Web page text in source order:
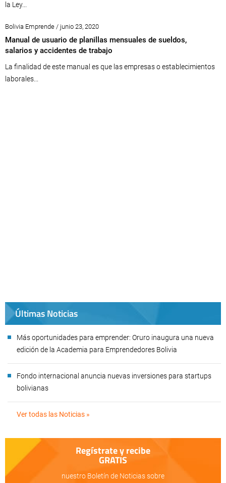
la Ley...
Bolivia Emprende / junio 23, 2020
Manual de usuario de planillas mensuales de sueldos,
salarios y accidentes de trabajo
La finalidad de este manual es que las empresas o establecimientos
laborales...
Últimas Noticias
Más oportunidades para emprender: Oruro inaugura una nueva
edición de la Academia para Emprendedores Bolivia
Fondo internacional anuncia nuevas inversiones para startups
bolivianas
Ver todas las Noticias »
Regístrate y recibe
GRATIS
nuestro Boletín de Noticias sobre